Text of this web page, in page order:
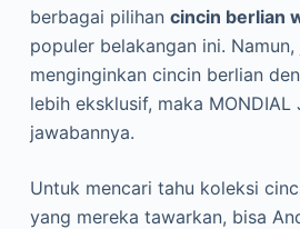
berbagai pilihan cincin berlian
populer belakangan ini.
menginginkan cincin berlian
lebih eksklusif, maka MONDIAL
jawabannya.
Untuk mencari tahu koleksi
yang mereka tawarkan, bisa